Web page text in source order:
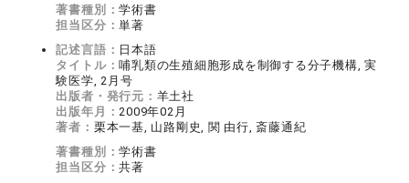
著書種別：学術書
担当区分：単著
記述言語： 日本語
タイトル：哺乳類の生殖細胞形成を制御する分子機構, 実
験医学, 2月号
出版者・発行元： 羊土社
出版年月： 2009年02月
著者： 栗本一基, 山路剛史, 関 由行, 斎藤通紀
著書種別：学術書
担当区分：共著